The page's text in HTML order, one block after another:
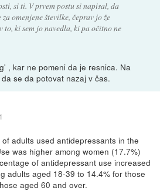
si ti. V prvem postu si napisal, da
omenjene številke, čeprav jo že
ki sem jo navedla, ki pa očitno ne
, kar ne pomeni da je resnica. Na
se da potovat nazaj v čas.
adults used antidepressants in the
was higher among women (17.7%)
of antidepressant use increased
adults aged 18-39 to 14.4% for those
aged 60 and over.